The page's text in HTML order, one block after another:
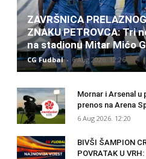
ZAVRŠNICA
ZNAKU PETROVCA: Tri
na stadionu Mitar Mićo
CG Fudbal - 6 Aug 2026. 12:26
Mornar i Arsenal
prenos na Arena
6 Aug 2026. 12:20
BIVŠI ŠAMPION
POVRATAK U